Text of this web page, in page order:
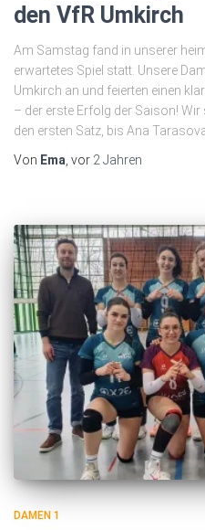
den VfR Umkirch
Am Samstag fand in unserer
erwartetes Spiel statt. Unsere
Umkirch an und feierten einen
– der erste Erfolg der Saison!
den ersten Satz, bis Ana
Von Ema , vor 2 Jahren
DAMEN 1